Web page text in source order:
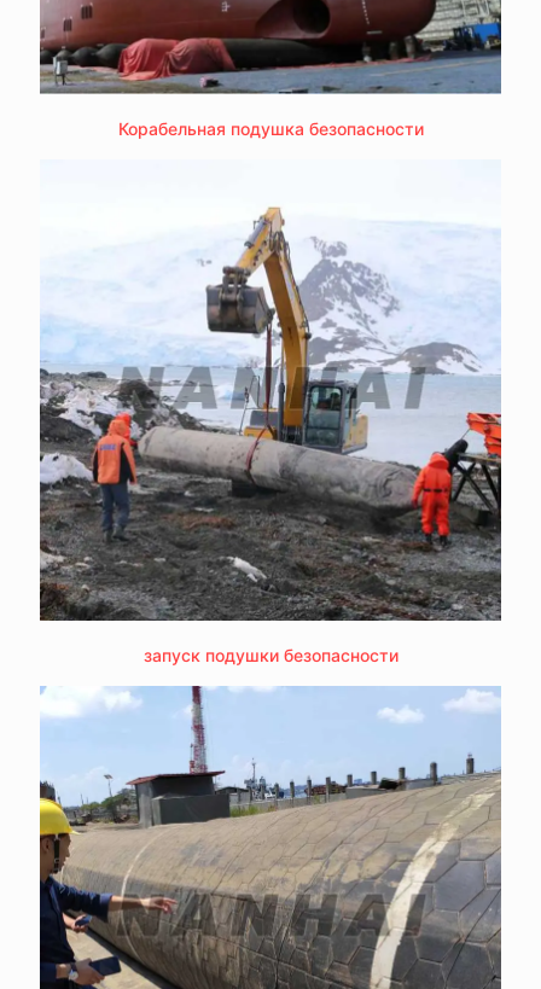
Корабельная подушка безопасности
запуск подушки безопасности